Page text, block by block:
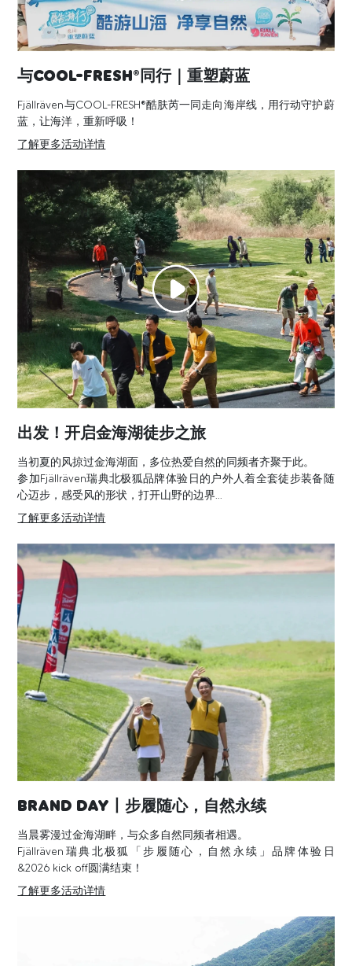
与COOL-FRESH®同行｜重塑蔚蓝
Fjällräven与 COOL-FRESH®酷肤芮 一同走向海岸线，用行动守护蔚
蓝，让海洋，重新呼吸！
了解更多活动详情
出发！开启金海湖徒步之旅
当初夏的风掠过金海湖面，多位热爱自然的同频者齐聚于此。
参加Fjällräven瑞典北极狐品牌体验日的户外人着全套徒步装备随
心迈步，感受风的形状，打开山野的边界...
了解更多活动详情
Brand Day丨步履随心，自然永续
当晨雾漫过金海湖畔，与众多自然同频者相遇。
Fjällräven瑞典北极狐「步履随心，自然永续」品牌体验日
&2026 kick off圆满结束！
了解更多活动详情